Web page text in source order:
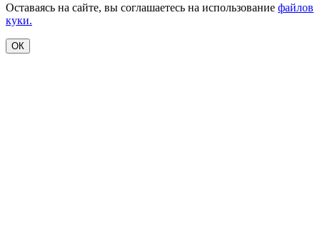
Оставаясь на сайте, вы соглашаетесь на использование файлов
куки.
ОК